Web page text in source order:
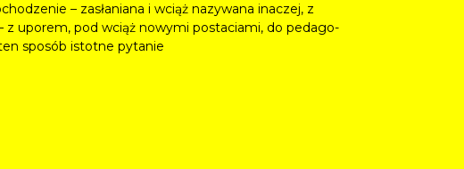
– zasłaniana i wciąż nazywana inaczej, z
uporem, pod wciąż nowymi postaciami, do pedago-
sposób istotne pytanie